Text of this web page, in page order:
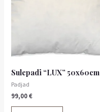
Sulepadi “LUX” 50x60cm
Padjad
99,00€